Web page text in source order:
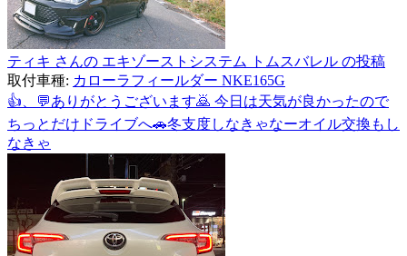
ティキ さんの エキゾーストシステム トムスバレル の投稿
取付車種: カローラフィールダー NKE165G
👍、💬ありがとうございます🙇 今日は天気が良かったので
ちっとだけドライブへ🚗冬支度しなきゃなーオイル交換もし
なきゃ